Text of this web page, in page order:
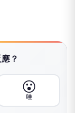
？
😮
哇